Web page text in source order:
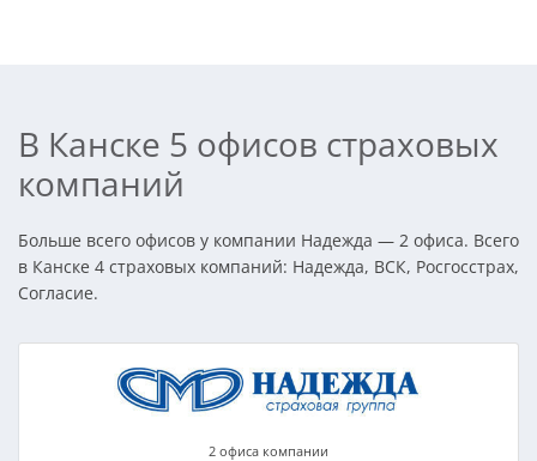
В Канске 5 офисов страховых
компаний
Больше всего офисов у компании Надежда — 2 офиса. Всего
в Канске 4 страховых компаний: Надежда, ВСК, Росгосстрах,
Согласие.
2 офиса компании